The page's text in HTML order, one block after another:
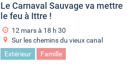
Le Carnaval Sauvage va mettre
le feu à Ittre !
12 mars à 18 h 30
Sur les chemins du vieux canal
Extérieur
Famille